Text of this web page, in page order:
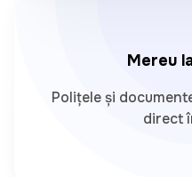
Mereu
Polițele și
direct